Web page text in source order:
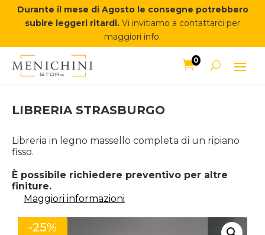
Durante il mese di Agosto le consegne potrebbero
subire leggeri ritardi. Vi invitiamo a contattarci per
maggiori info.
0
LIBRERIA STRASBURGO
Libreria in legno massello completa di un ripiano
fisso.
È possibile richiedere preventivo per altre
finiture.
Maggiori informazioni
-25%